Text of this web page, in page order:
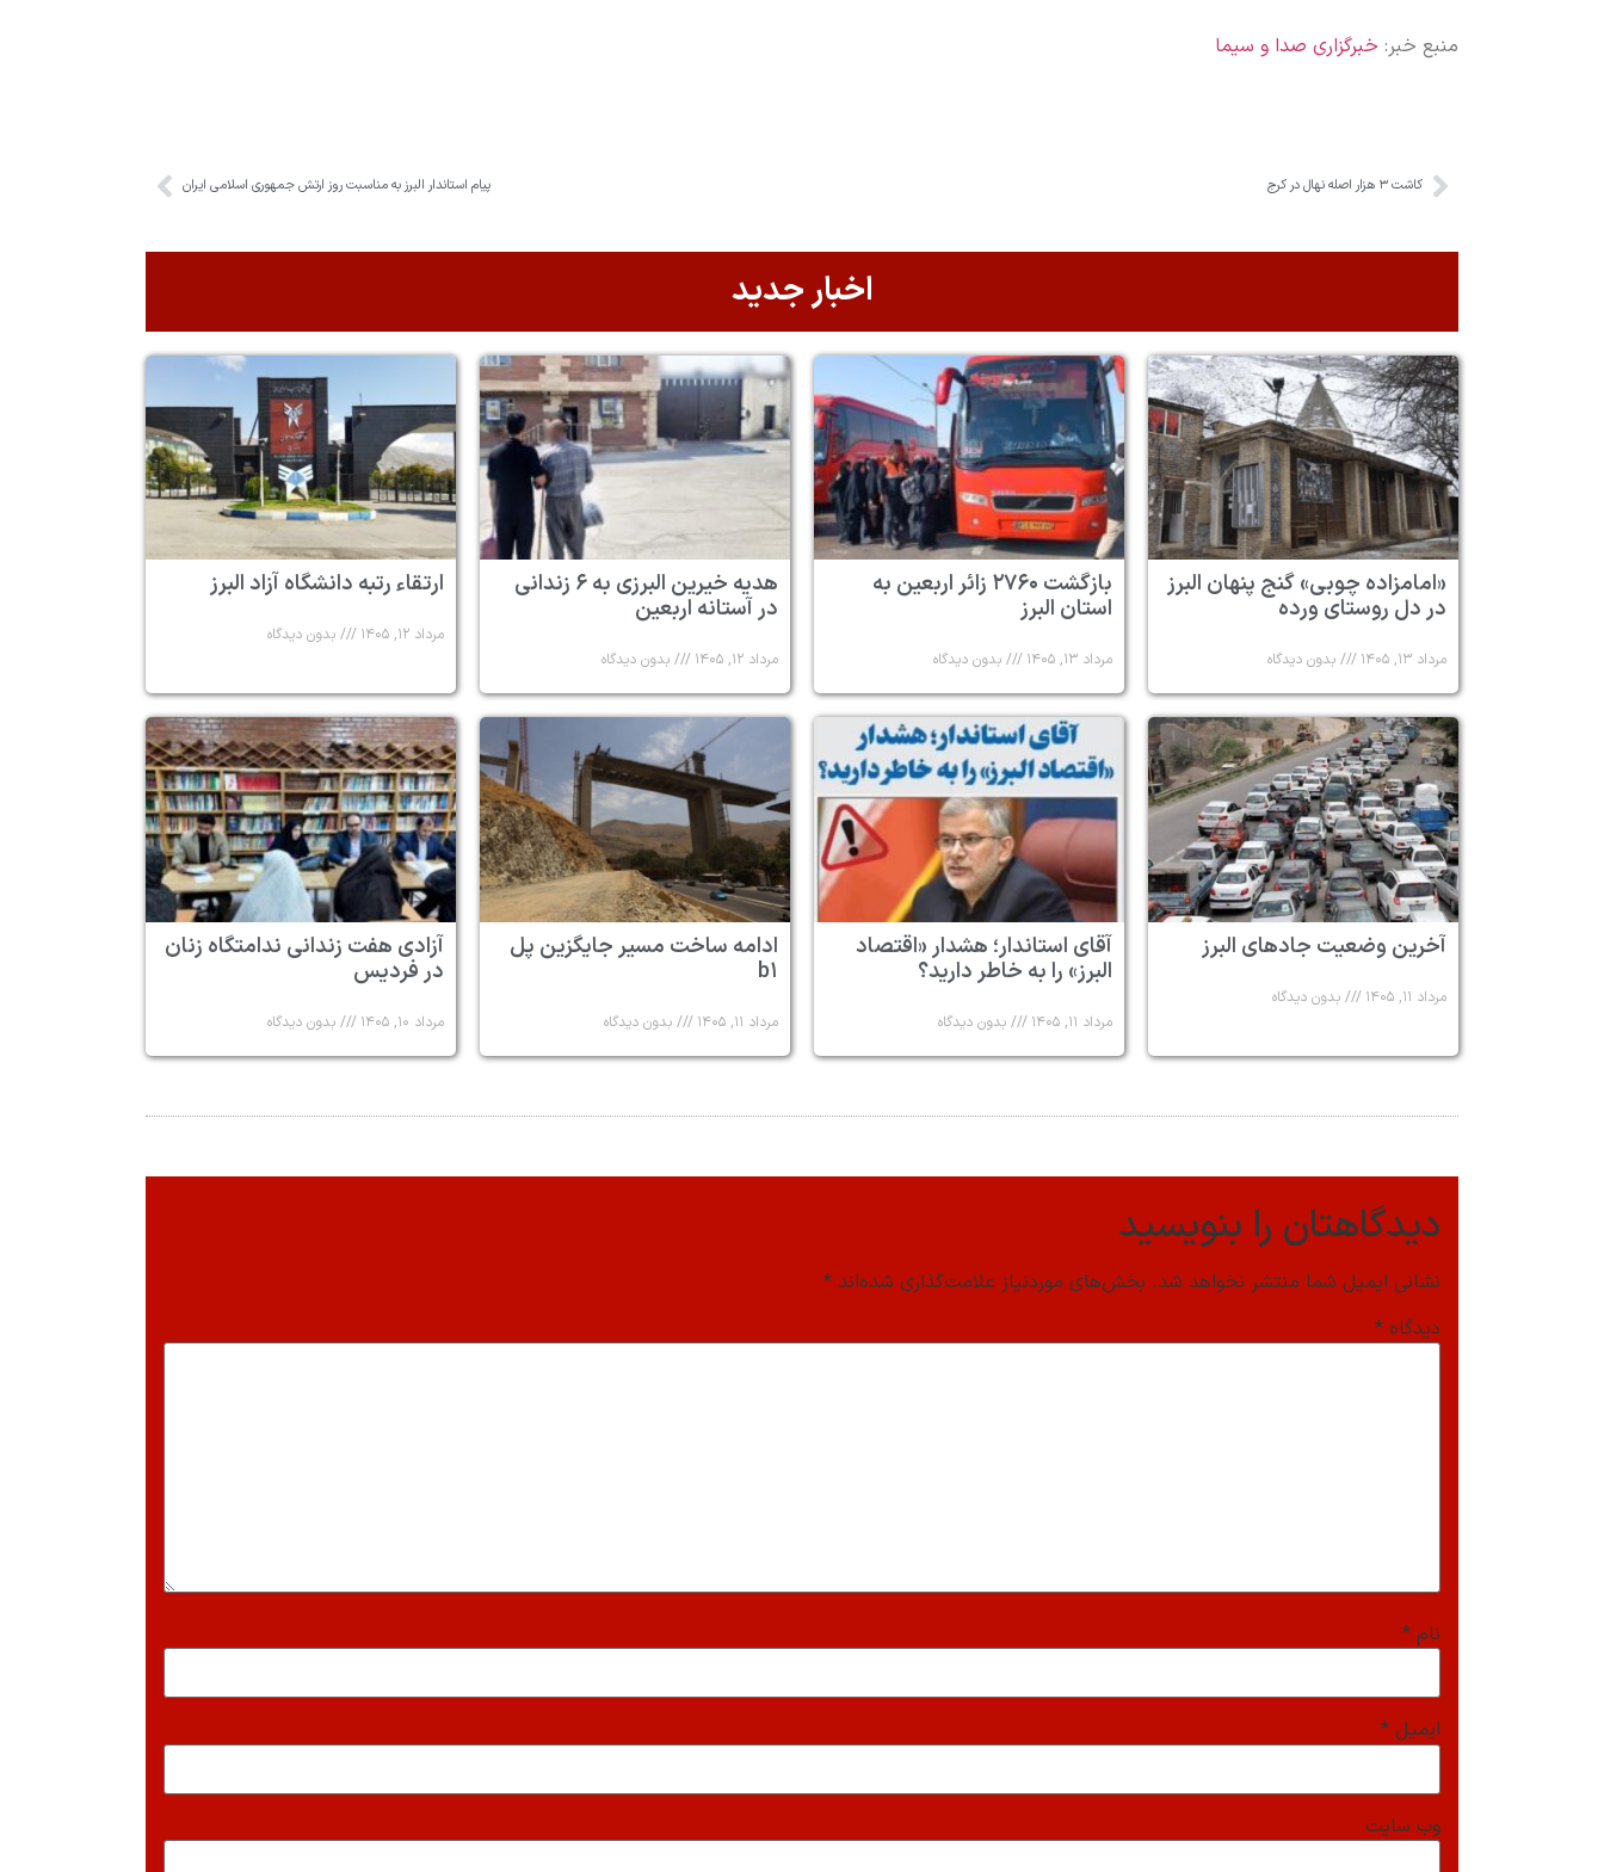
منبع خبر: خبرگزاری صدا و سیما
کاشت ۳ هزار اصله نهال در کرج پیام استاندار البرز به مناسبت روز ارتش جمهوری اسلامی ایران
اخبار جدید
«امامزاده چوبی» گنج پنهان البرز
در دل روستای ورده
مرداد ۱۳, ۱۴۰۵ بدون دیدگاه
بازگشت ۲۷۶۰ زائر اربعین به
استان البرز
مرداد ۱۳, ۱۴۰۵ بدون دیدگاه
هدیه خیرین البرزی به ۶ زندانی
در آستانه اربعین
مرداد ۱۲, ۱۴۰۵ بدون دیدگاه
ارتقاء رتبه دانشگاه آزاد البرز
مرداد ۱۲, ۱۴۰۵ بدون دیدگاه
آخرین وضعیت جادهای البرز
مرداد ۱۱, ۱۴۰۵ بدون دیدگاه
آقای استاندار؛ هشدار «اقتصاد
البرز» را به خاطر دارید؟
مرداد ۱۱, ۱۴۰۵ بدون دیدگاه
ادامه ساخت مسیر جایگزین پل
b۱
مرداد ۱۱, ۱۴۰۵ بدون دیدگاه
آزادی هفت زندانی ندامتگاه زنان
در فردیس
مرداد ۱۰, ۱۴۰۵ بدون دیدگاه
دیدگاهتان را بنویسید
نشانی ایمیل شما منتشر نخواهد شد. بخش‌های موردنیاز علامت‌گذاری شده‌اند *
دیدگاه *
نام *
ایمیل *
وب‌ سایت